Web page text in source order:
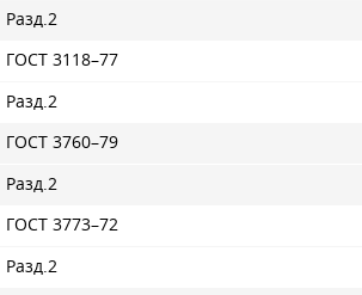
Разд.2
ГОСТ 3118–77
Разд.2
ГОСТ 3760–79
Разд.2
ГОСТ 3773–72
Разд.2